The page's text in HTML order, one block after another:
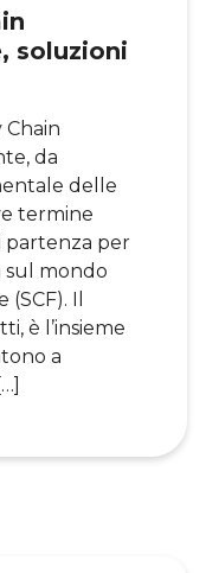
soluzioni
Chain
da
delle
termine
partenza per
sul mondo
Il
è l’insieme
a